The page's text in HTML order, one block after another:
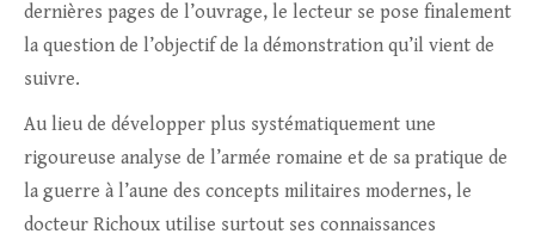
dernières pages de l’ouvrage, le lecteur se pose finalement
la question de l’objectif de la démonstration qu’il vient de
suivre.
Au lieu de développer plus systématiquement une
rigoureuse analyse de l’armée romaine et de sa pratique de
la guerre à l’aune des concepts militaires modernes, le
docteur Richoux utilise surtout ses connaissances